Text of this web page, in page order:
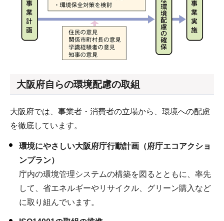
大阪府自らの環境配慮の取組
大阪府では、事業者・消費者の立場から、環境への配慮
を徹底しています。
環境にやさしい大阪府庁行動計画（府庁エコアクショ
ンプラン）
庁内の環境管理システムの構築を図るとともに、率先
して、省エネルギーやリサイクル、グリーン購入など
に取り組んでいます。